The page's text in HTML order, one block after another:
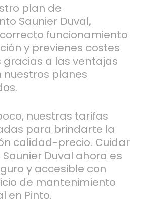
plan de
Saunier Duval,
funcionamiento
y previenes costes
a las ventajas
planes
nuestras tarifas
para brindarte la
calidad-precio. Cuidar
Duval ahora es
y accesible con
de mantenimiento
en Pinto.